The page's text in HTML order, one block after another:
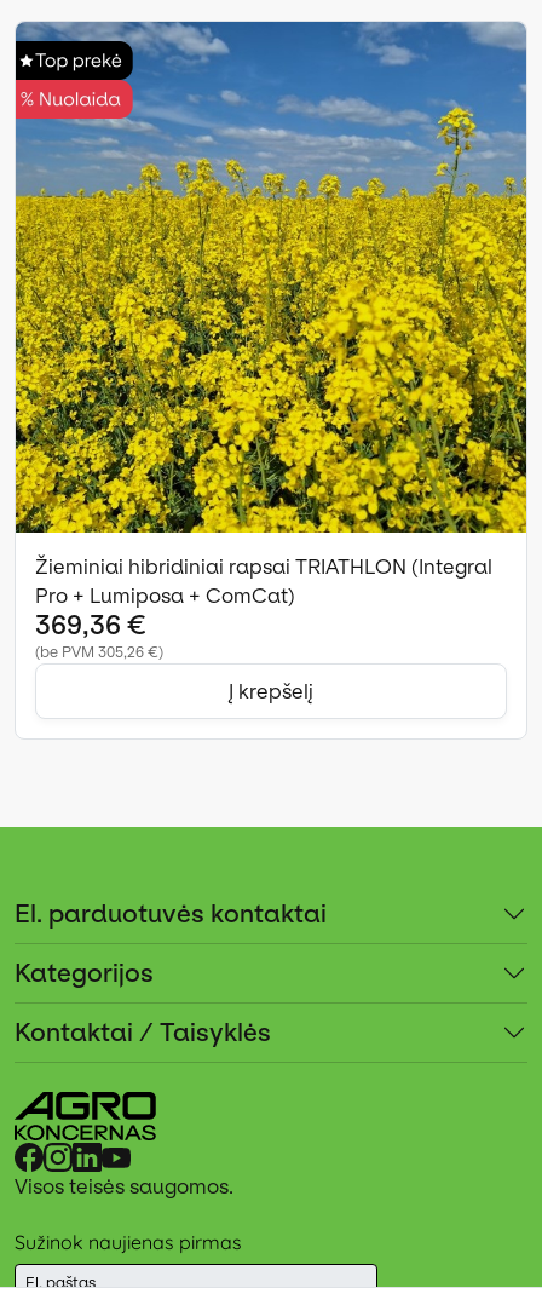
Žieminiai hibridiniai rapsai TRIATHLON (Integral
Pro + Lumiposa + ComCat)
369,36 €
(be PVM 305,26 €)
Į krepšelį
El. parduotuvės kontaktai
Kategorijos
Kontaktai / Taisyklės
Visos teisės saugomos.
Sužinok naujienas pirmas